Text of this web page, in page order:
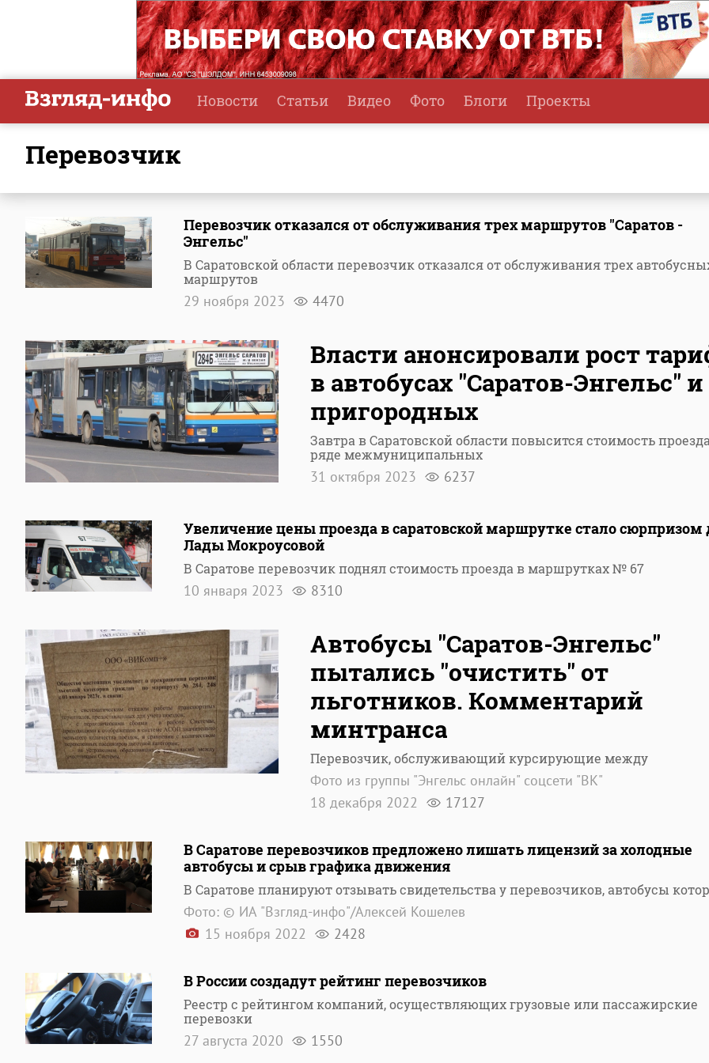
Новости Статьи Видео Фото Блоги Проекты
перевозчик
Перевозчик отказался от обслуживания трех маршрутов "Саратов -
Энгельс"
В Саратовской области перевозчик отказался от обслуживания трех
маршрутов
29 ноября 2023 4470
Власти анонсировали рост
в автобусах "Саратов-Энгельс" и
пригородных
Завтра в Саратовской области повысится стоимость
ряде межмуниципальных
31 октября 2023 6237
Увеличение цены проезда в саратовской маршрутке стало сюрпризом
Лады Мокроусовой
В Саратове перевозчик поднял стоимость проезда в маршрутках № 67
10 января 2023 8310
Автобусы "Саратов-Энгельс"
пытались "очистить" от
льготников. Комментарий
минтранса
Перевозчик, обслуживающий курсирующие между
Фото из группы "Энгельс онлайн" соцсети "ВК"
18 декабря 2022
17127
В Саратове перевозчиков предложено лишать лицензий за холодные
автобусы и срыв графика движения
В Саратове планируют отзывать свидетельства у перевозчиков, автобусы
Фото: © ИА "Взгляд-инфо"/Алексей Кошелев
15 ноября 2022
2428
В России создадут рейтинг перевозчиков
Реестр с рейтингом компаний, осуществляющих грузовые или пассажирские
перевозки
27 августа 2020 1550